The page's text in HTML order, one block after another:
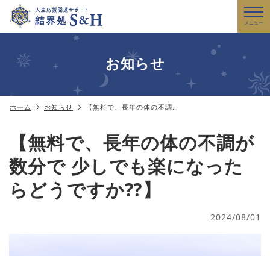
メニュー
お知らせ
ホーム お知らせ 【無料で、長年の体の不調…
【無料で、長年の体の不調が
数分で 少しでも楽になった
らどうですか⁇】
2024/08/01